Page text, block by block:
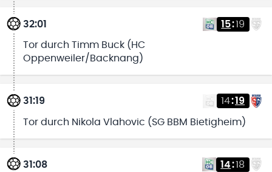
32:01 15:19
Tor durch Timm Buck (HC
Oppenweiler/Backnang)
31:19 14:19
Tor durch Nikola Vlahovic (SG BBM Bietigheim)
31:08 14:18